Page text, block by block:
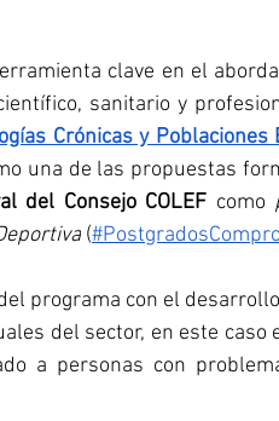
clave en el
sanitario y
Crónicas y Poblaciones
una de las propuestas
del Consejo COLEF como
(
programa con el
del sector, en este
a personas con